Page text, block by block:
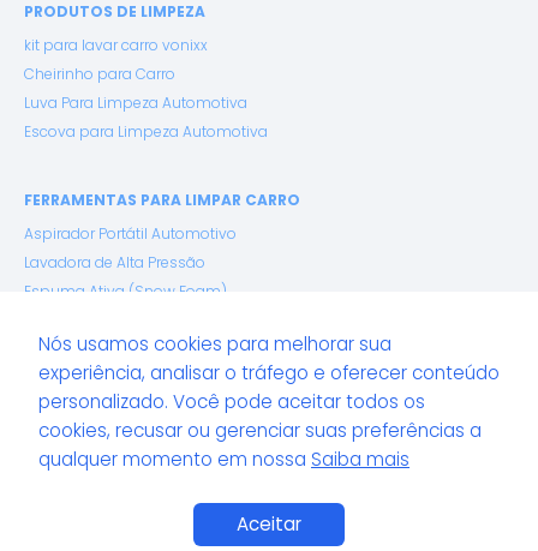
PRODUTOS DE LIMPEZA
kit para lavar carro vonixx
Cheirinho para Carro
Luva Para Limpeza Automotiva
Escova para Limpeza Automotiva
FERRAMENTAS PARA LIMPAR CARRO
Aspirador Portátil Automotivo
Lavadora de Alta Pressão
Espuma Ativa (Snow Foam)
GUIA LAVACAR: ENCONTRE SERVIÇOS AUTOMOTIVOS EM
TODO O BRASIL:
Guia LavaCar é o maior portal de serviços automotivos do
Brasil. Aqui você encontra Lava Car, Funilaria, Polimento,
Nós usamos cookies para melhorar sua
experiência, analisar o tráfego e oferecer conteúdo
personalizado. Você pode aceitar todos os
cookies, recusar ou gerenciar suas preferências a
qualquer momento em nossa Saiba mais
Aceitar